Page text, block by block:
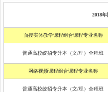
2018
面授实体教学课程组合课程专业名称
普通高校统招专升本（文/理）全程班
网络视频课程组合课程专业名称
普通高校统招专升本（文/理）全程班